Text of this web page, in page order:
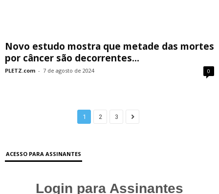
Novo estudo mostra que metade das mortes
por câncer são decorrentes...
PLETZ.com - 7 de agosto de 2024 0
1 2 3
ACESSO PARA ASSINANTES
Login para Assinantes